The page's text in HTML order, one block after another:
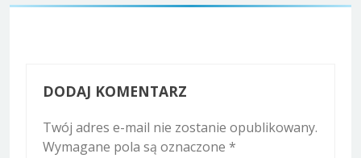
DODAJ KOMENTARZ
Twój adres e-mail nie zostanie opublikowany.
Wymagane pola są oznaczone *